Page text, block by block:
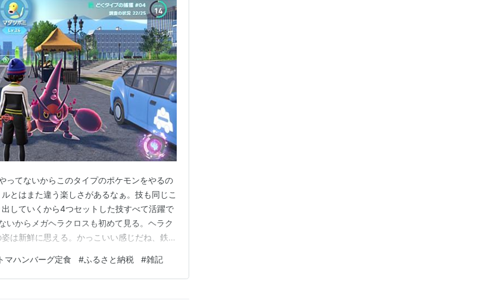
ってないからこのタイプのポケモンをやるの
とはまた違う楽しさがあるなぁ。技も同じこ
していくから4つセットした技すべて活躍で
いからメガヘラクロスも初めて見る。ヘラク
は新鮮に思える。かっこいい感じだね、鉄人
、今作では使ってみる。通常進化しない割に
トリーは多い…
マハンバーグ定食 #ふるさと納税 #雑記